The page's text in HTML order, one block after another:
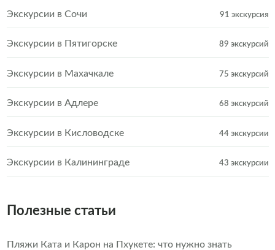
Экскурсии в Сочи 91 экскурсия
Экскурсии в Пятигорске 89 экскурсий
Экскурсии в Махачкале 75 экскурсий
Экскурсии в Адлере 68 экскурсий
Экскурсии в Кисловодске 44 экскурсии
Экскурсии в Калининграде 43 экскурсии
Полезные статьи
Пляжи Ката и Карон на Пхукете: что нужно знать